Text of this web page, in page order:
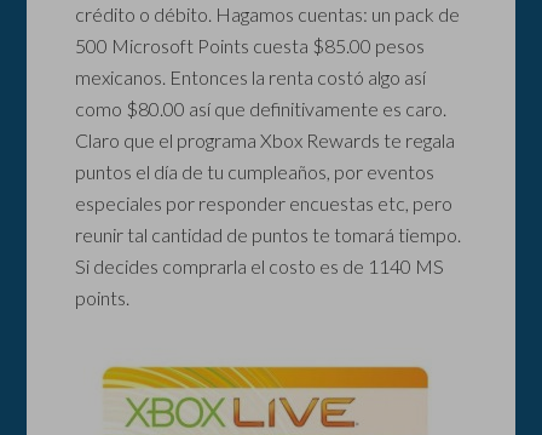
crédito o débito. Hagamos cuentas: un pack de
500 Microsoft Points cuesta $85.00 pesos
mexicanos. Entonces la renta costó algo así
como $80.00 así que definitivamente es caro.
Claro que el programa Xbox Rewards te regala
puntos el día de tu cumpleaños, por eventos
especiales por responder encuestas etc, pero
reunir tal cantidad de puntos te tomará tiempo.
Si decides comprarla el costo es de 1140 MS
points.